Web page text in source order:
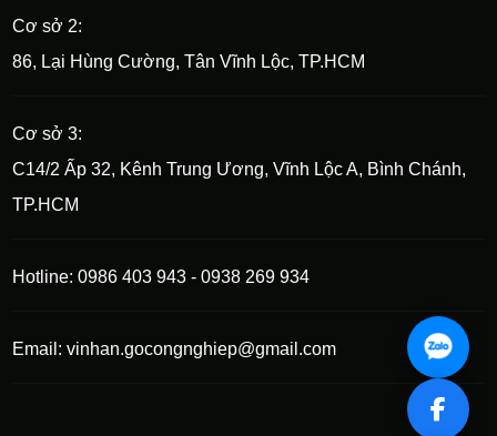
Cơ sở 2:
86, Lại Hùng Cường, Tân Vĩnh Lộc, TP.HCM
Cơ sở 3:
C14/2 Ấp 32, Kênh Trung Ương, Vĩnh Lộc A, Bình Chánh,
TP.HCM
Hotline: 0986 403 943 - 0938 269 934
Email: vinhan.gocongnghiep@gmail.com